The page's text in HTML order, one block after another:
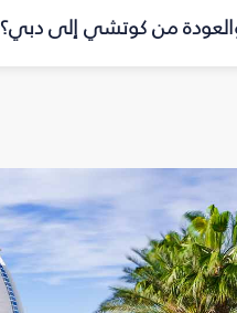
والعودة من كوتشي إلى دبي؟